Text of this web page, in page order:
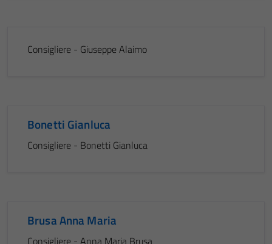
Consigliere - Giuseppe Alaimo
Bonetti Gianluca
Consigliere - Bonetti Gianluca
Brusa Anna Maria
Consigliere - Anna Maria Brusa